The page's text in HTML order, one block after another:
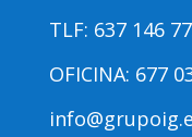
TLF: 637 146
OFICINA: 677